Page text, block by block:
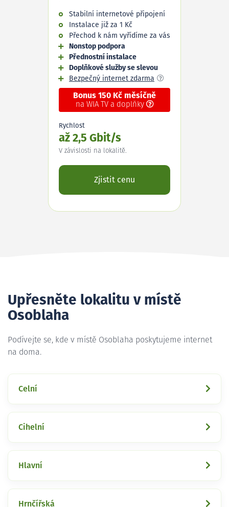
Stabilní internetové připojení
Instalace již za 1 Kč
Přechod k nám vyřídíme za vás
Nonstop podpora
Přednostní instalace
Doplňkové služby se slevou
Bezpečný internet zdarma
Bonus 150 Kč měsíčně
na WIA TV a doplňky
Rychlost
až 2,5 Gbit/s
V závislosti na lokalitě.
Zjistit cenu
Upřesněte lokalitu v místě
Osoblaha
Podívejte se, kde v místě Osoblaha poskytujeme internet
na doma.
Celní
Cihelní
Hlavní
Hrnčířská